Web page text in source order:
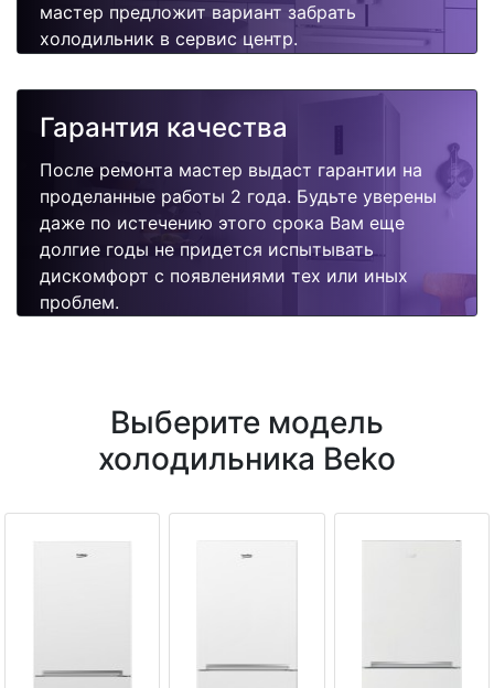
мастер предложит вариант забрать
холодильник в сервис центр.
Гарантия качества
После ремонта мастер выдаст гарантии на
проделанные работы 2 года. Будьте уверены
даже по истечению этого срока Вам еще
долгие годы не придется испытывать
дискомфорт с появлениями тех или иных
проблем.
Выберите модель
холодильника Beko